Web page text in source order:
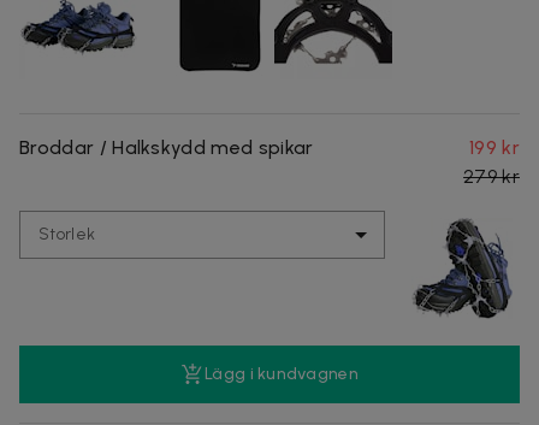
Broddar / Halkskydd med spikar
199 kr
279 kr
Storlek
Lägg i kundvagnen